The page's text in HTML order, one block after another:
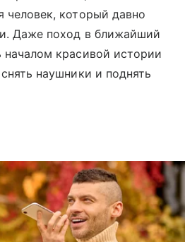
человек, который давно
Даже поход в ближайший
началом красивой истории
наушники и поднять